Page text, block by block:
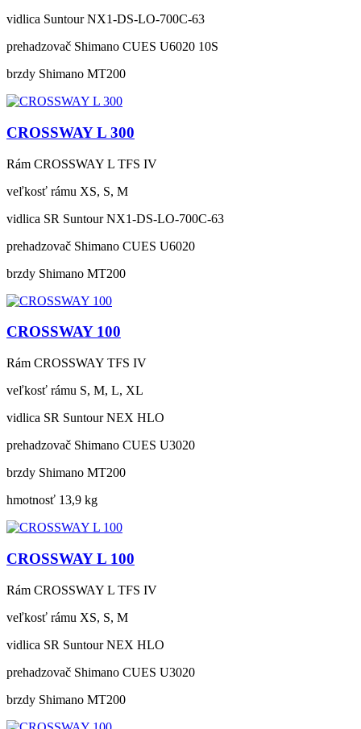
vidlica Suntour NX1-DS-LO-700C-63
prehadzovač Shimano CUES U6020 10S
brzdy Shimano MT200
CROSSWAY L 300
Rám CROSSWAY L TFS IV
veľkosť rámu XS, S, M
vidlica SR Suntour NX1-DS-LO-700C-63
prehadzovač Shimano CUES U6020
brzdy Shimano MT200
CROSSWAY 100
Rám CROSSWAY TFS IV
veľkosť rámu S, M, L, XL
vidlica SR Suntour NEX HLO
prehadzovač Shimano CUES U3020
brzdy Shimano MT200
hmotnosť 13,9 kg
CROSSWAY L 100
Rám CROSSWAY L TFS IV
veľkosť rámu XS, S, M
vidlica SR Suntour NEX HLO
prehadzovač Shimano CUES U3020
brzdy Shimano MT200